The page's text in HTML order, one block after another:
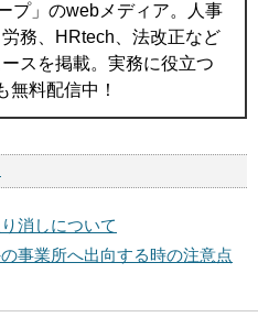
プ」のwebメディア。人事
務、HRtech、法改正など
スを掲載。実務に役立つ
無料配信中！
消しについて
事業所へ出向する時の注意点